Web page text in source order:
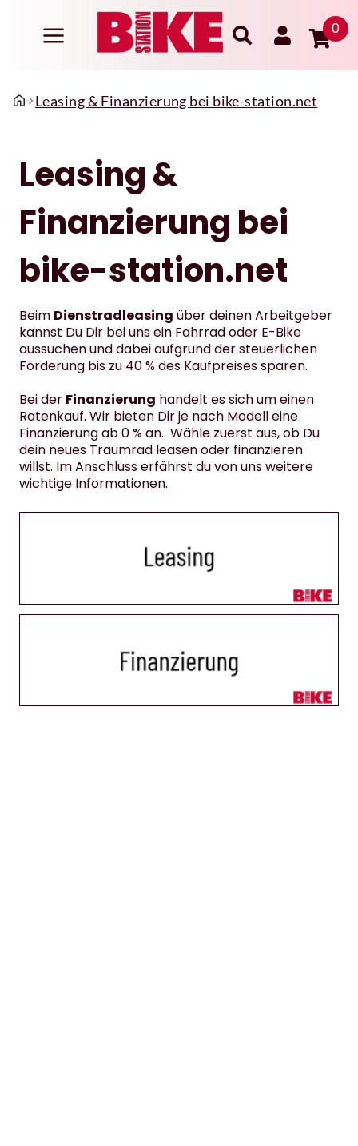
0
Leasing & Finanzierung bei bike-station.net
Leasing &
Finanzierung bei
bike-station.net
Beim Dienstradleasing über deinen Arbeitgeber
kannst Du Dir bei uns ein Fahrrad oder E-Bike
aussuchen und dabei aufgrund der steuerlichen
Förderung bis zu 40 % des Kaufpreises sparen.
Bei der Finanzierung handelt es sich um einen
Ratenkauf. Wir bieten Dir je nach Modell eine
Finanzierung ab 0 % an. Wähle zuerst aus, ob Du
dein neues Traumrad leasen oder finanzieren
willst. Im Anschluss erfährst du von uns weitere
wichtige Informationen.